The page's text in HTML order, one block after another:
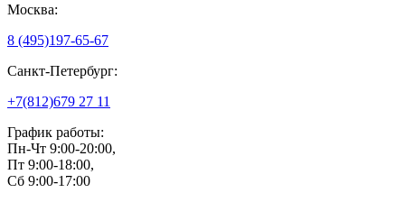
Москва:
8 (495)197-65-67
Санкт-Петербург:
+7(812)679 27 11
График работы:
Пн-Чт 9:00-20:00,
Пт 9:00-18:00,
Сб 9:00-17:00